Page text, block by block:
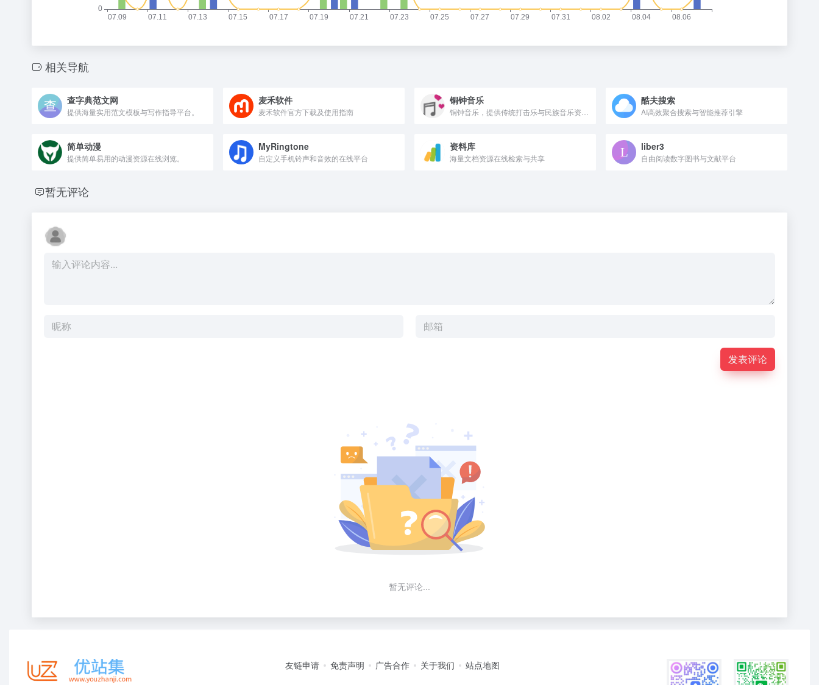
相关导航
查字典范文网
提供海量实用范文模板与写作指导平台。
麦禾软件
麦禾软件官方下载及使用指南
铜钟音乐 酷夫搜索
AI高效聚合搜索与智能推荐引擎
简单动漫
提供简单易用的动漫资源在线浏览。
MyRingtone
自定义手机铃声和音效的在线平台
资料库
海量文档资源在线检索与共享
liber3
自由阅读数字图书与文献平台
暂无评论
发表评论
暂无评论...
友链申请 免责声明 广告合作 关于我们 站点地图